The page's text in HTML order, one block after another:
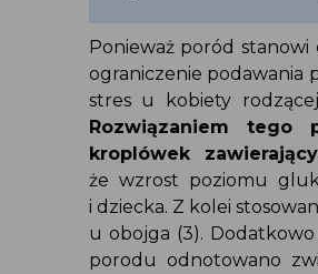
Ponieważ poród
ograniczenie podawania
stres u kobiety
Rozwiązaniem
kroplówek
że wzrost poziomu
i dziecka. Z kolei
u obojga (3).
porodu odnotowano